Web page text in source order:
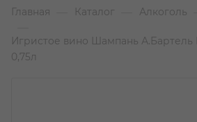
Главная Каталог Алкоголь
Игристое вино Шампань
0,75л